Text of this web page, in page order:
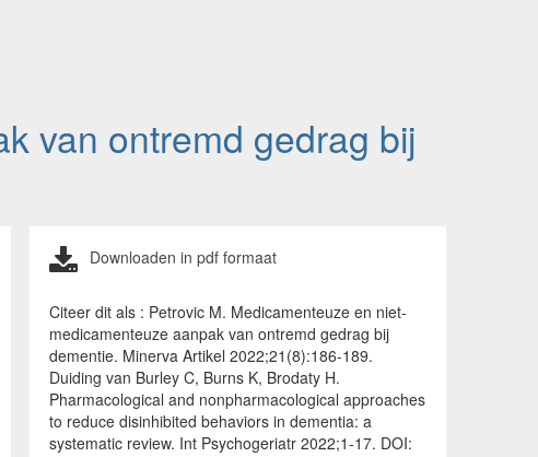
van ontremd gedrag bij
Downloaden in pdf formaat
Citeer dit als : Petrovic M. Medicamenteuze en niet-
medicamenteuze aanpak van ontremd gedrag bij
dementie. Minerva Artikel 2022;21(8):186-189.
Duiding van Burley C, Burns K, Brodaty H.
Pharmacological and nonpharmacological approaches
to reduce disinhibited behaviors in dementia: a
systematic review. Int Psychogeriatr 2022;1-17. DOI: